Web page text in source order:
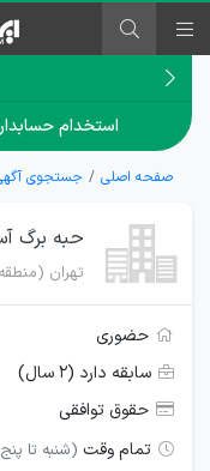
استخدام
صفحه اصلی جستجوی
حبه برگ
تهران (منطقه ۲، طرشت)
حضوری
سابقه دارد (۲ سال)
حقوق توافقی
تمام وقت (شنبه تا پنج شنبه